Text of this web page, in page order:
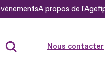
A propos de
Nous contacter